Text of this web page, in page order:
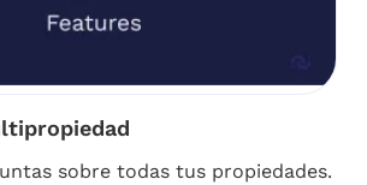
sobre todas tus propiedades.